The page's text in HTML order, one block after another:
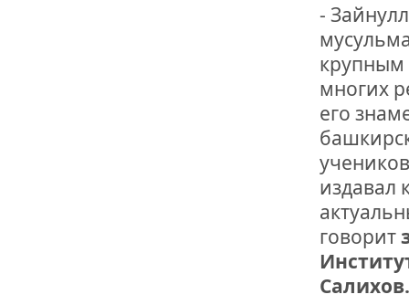
-
крупным
многих
его
издавал
говорит
Салихов.